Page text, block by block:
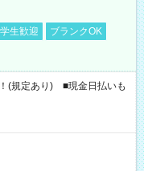
生歓迎
ブランクOK
(規定あり) ■現金日払いも